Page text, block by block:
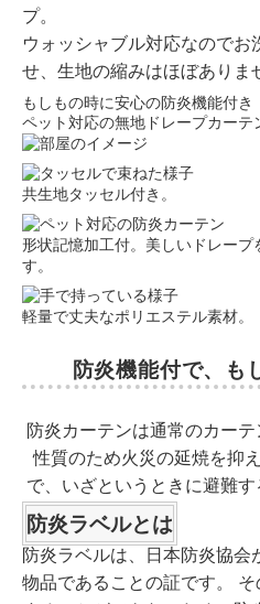
プ。
ウォッシャブル対応なのでお
せ、生地の縮みはほぼありま
もしもの時に安心の防炎機能付き
ペット対応の無地ドレープカーテ
共生地タッセル付き。
形状記憶加工付。美しいドレープ
す。
軽量で丈夫なポリエステル素材。
防炎機能付で、も
防炎カーテンは通常のカー
性質のため火災の延焼を抑
で、いざというときに避難す
防炎ラベルとは
防炎ラベルは、日本防炎協会
物品であることの証です。